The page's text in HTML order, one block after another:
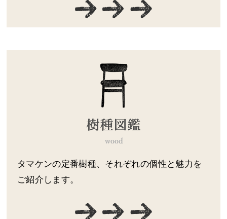
タマケンの定番樹種、それぞれの個性と魅力を
ご紹介します。